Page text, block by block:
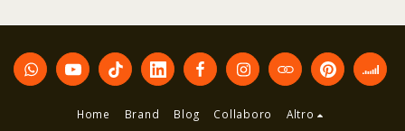
Home Brand Blog Collaboro Altro